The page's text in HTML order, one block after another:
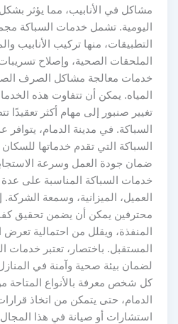
مشاكل في الأنابيب، مما يؤثر
اليومية. تشمل خدمات السباكة
التطبيقات، منها تركيب الأنابيب
الملحقات الصحية، وإصلاح
خدمات معالجة مشاكل الصرف
المياه. يمكن أن تتفاوت هذه
تغيير صنبور إلى مهام أكثر
السباكة. في مدينة الدمام،
السباكة التي تقدم خدماتها
ضمان جودة العمل وسرعة
خدمات السباكة المناسبة على عدة
العميل، الميزانية، وسمعة
محترفين يمكن أن يضمن تحقيق
المنفذة، ويقلل من احتمالية
المستقبل. باختصار، تعتبر خدمات
لضمان بيئة صحية وآمنة في
كل شخص معرفة بالأنواع المتاحة
الدمام، حتى يتمكن من اتخاذ
استشارات أو صيانة في هذا